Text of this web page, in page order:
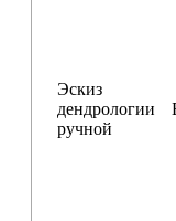
Эскиз
дендрологии
ручной